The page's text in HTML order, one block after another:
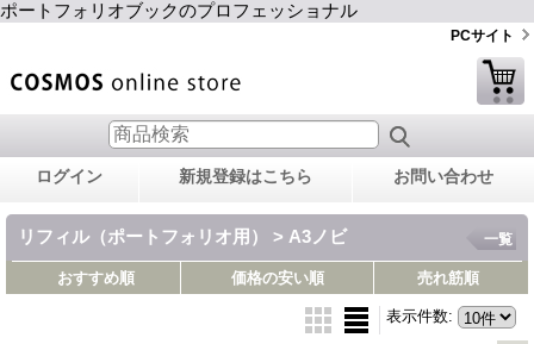
ポートフォリオブックのプロフェッショナル
PCサイト
ログイン 新規登録はこちら お問い合わせ
リフィル（ポートフォリオ用） > A3ノビ 一覧
おすすめ順 価格の安い順 売れ筋順
表示件数: